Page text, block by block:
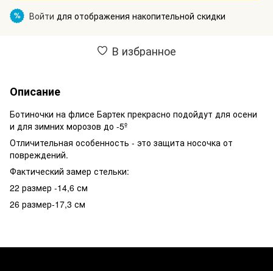
% Войти для отображения накопительной скидки
В избранное
Описание
Ботиночки на флисе Бартек прекрасно подойдут для осени
и для зимних морозов до -5º
Отличительная особенность - это защита носочка от
повреждений.
Фактический замер стельки:
22 размер -14,6 см
26 размер-17,3 см